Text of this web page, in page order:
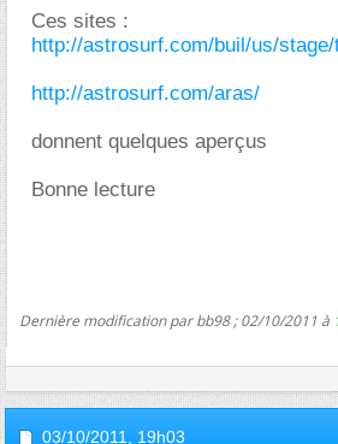
Ces sites :
http://astrosurf.com/buil/us/
http://astrosurf.com/aras/
donnent quelques aperçus
Bonne lecture
Dernière modification par bb98 ; 02/10/2011 à
03/10/2011, 19h03